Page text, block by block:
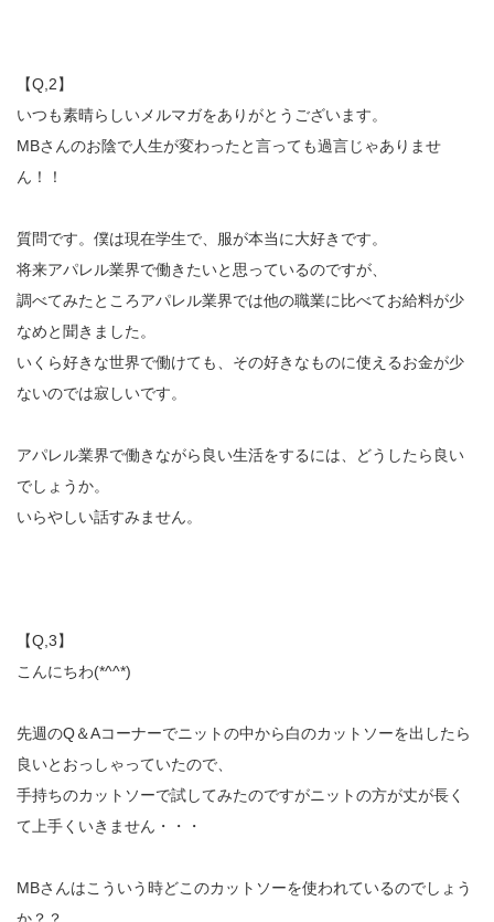
【Q,2】
いつも素晴らしいメルマガをありがとうございます。
MBさんのお陰で人生が変わったと言っても過言じゃありませ
ん！！
質問です。僕は現在学生で、服が本当に大好きです。
将来アパレル業界で働きたいと思っているのですが、
調べてみたところアパレル業界では他の職業に比べてお給料が少
なめと聞きました。
いくら好きな世界で働けても、その好きなものに使えるお金が少
ないのでは寂しいです。
アパレル業界で働きながら良い生活をするには、どうしたら良い
でしょうか。
いらやしい話すみません。
【Q,3】
こんにちわ(*^^*)
先週のQ＆Aコーナーでニットの中から白のカットソーを出したら
良いとおっしゃっていたので、
手持ちのカットソーで試してみたのですがニットの方が丈が長く
て上手くいきません・・・
MBさんはこういう時どこのカットソーを使われているのでしょう